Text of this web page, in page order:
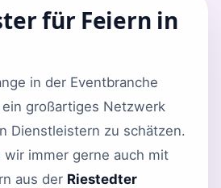
für Feiern in
in der Eventbranche
großartiges Netzwerk
Dienstleistern zu schätzen.
wir immer gerne auch mit
aus der Riestedter